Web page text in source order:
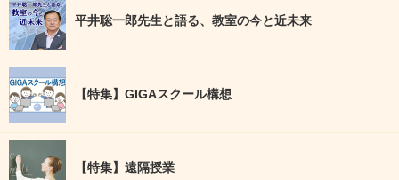
平井聡一郎先生と語る、教室の今と近未来
【特集】GIGAスクール構想
【特集】遠隔授業